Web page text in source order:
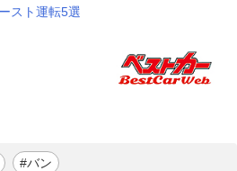
スト運転5選
#バン